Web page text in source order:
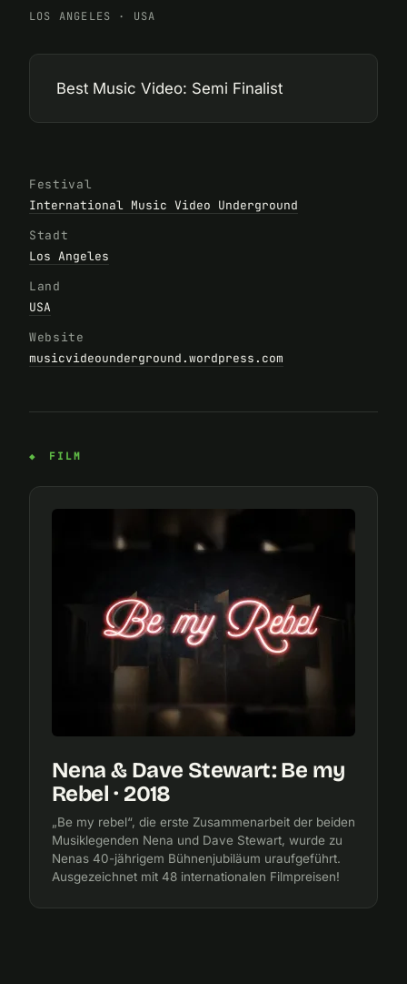
LOS ANGELES · USA
Best Music Video: Semi Finalist
Festival
International Music Video Underground
Stadt
Los Angeles
Land
USA
Website
musicvideounderground.wordpress.com
FILM
Nena & Dave Stewart: Be my
Rebel · 2018
„Be my rebel“, die erste Zusammenarbeit der beiden
Musiklegenden Nena und Dave Stewart, wurde zu
Nenas 40-jährigem Bühnenjubiläum uraufgeführt.
Ausgezeichnet mit 48 internationalen Filmpreisen!